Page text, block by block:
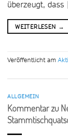
überzeugt,
WEITERLESEN →
Veröffentlicht am
ALLGEMEIN
Kommentar zu